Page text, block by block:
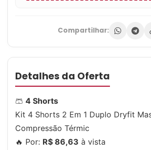
Compartilhar:
Detalhes da Oferta
🩳 4 Shorts
Kit 4 Shorts 2 Em 1 Duplo Dryfit
Compressão Térmic
🔥 Por: R$ 86,63 à vista